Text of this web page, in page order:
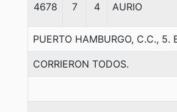
4678 7 4 AURIO
PUERTO HAMBURGO, C.C.,
CORRIERON TODOS.